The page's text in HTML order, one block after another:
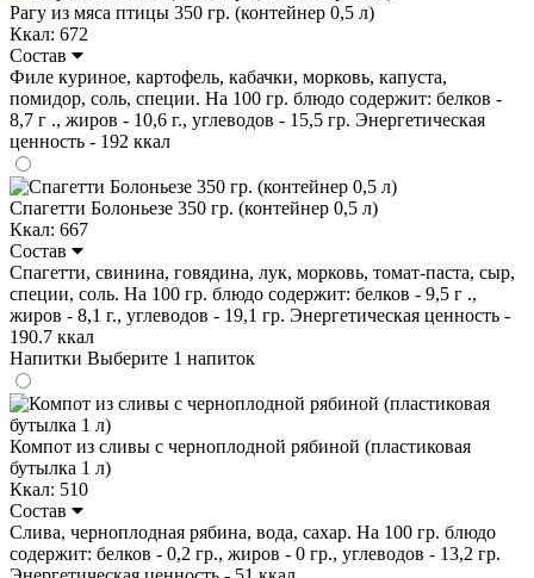
Рагу из мяса птицы 350 гр. (контейнер 0,5 л)
Ккал: 672
Состав
Филе куриное, картофель, кабачки, морковь, капуста,
помидор, соль, специи. На 100 гр. блюдо содержит: белков -
8,7 г ., жиров - 10,6 г., углеводов - 15,5 гр. Энергетическая
ценность - 192 ккал
Спагетти Болоньезе 350 гр. (контейнер 0,5 л)
Ккал: 667
Состав
Спагетти, свинина, говядина, лук, морковь, томат-паста, сыр,
специи, соль. На 100 гр. блюдо содержит: белков - 9,5 г .,
жиров - 8,1 г., углеводов - 19,1 гр. Энергетическая ценность -
190.7 ккал
Напитки Выберите 1 напиток
Компот из сливы с черноплодной рябиной (пластиковая
бутылка 1 л)
Ккал: 510
Состав
Слива, черноплодная рябина, вода, сахар. На 100 гр. блюдо
содержит: белков - 0,2 гр., жиров - 0 гр., углеводов - 13,2 гр.